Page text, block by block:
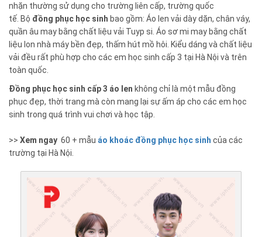
nhặn thường sử dụng cho trường liên cấp, trường quốc
tế. Bộ đồng phục học sinh bao gồm: Áo len vải dày dặn, chân váy,
quần âu may bằng chất liệu vải Tuyp si. Áo sơ mi may bằng chất
liệu lon nhà máy bền đẹp, thấm hút mồ hôi. Kiểu dáng và chất liệu
vải đều rất phù hợp cho các em học sinh cấp 3 tại Hà Nội và trên
toàn quốc.
Đồng phục học sinh cấp 3 áo len không chỉ là một mẫu đồng
phục đẹp, thời trang mà còn mang lại sự ấm áp cho các em học
sinh trong quá trình vui chơi và học tập.
>> Xem ngay 60 + mẫu áo khoác đồng phục học sinh của các
trường tại Hà Nội.